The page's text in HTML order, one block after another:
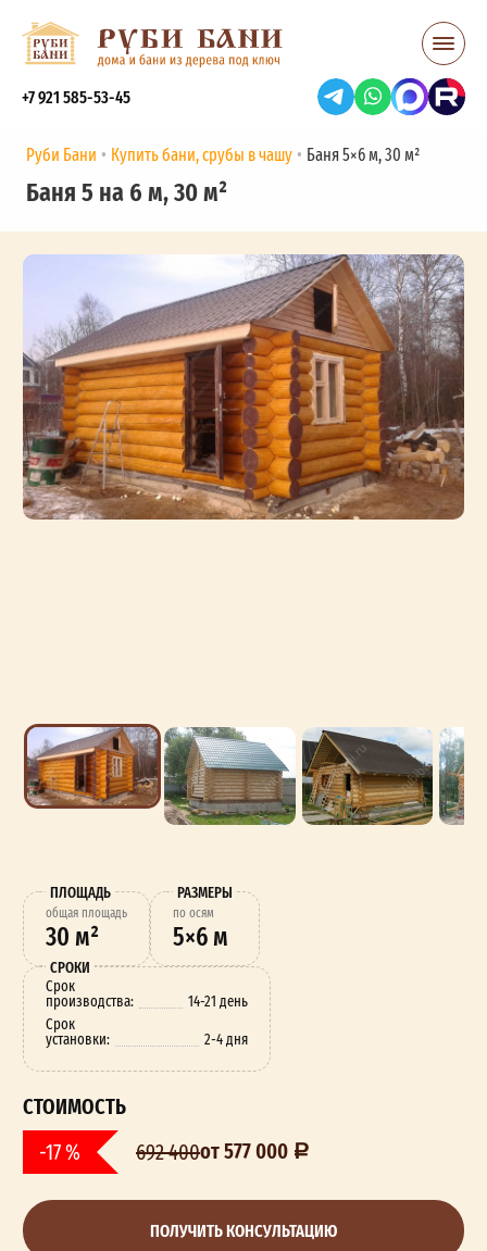
+7 921 585-53-45
Руби Бани Купить бани, срубы в чашу Баня 5×6 м, 30 м²
Баня 5 на 6 м, 30 м²
ПЛОЩАДЬ
oбщая площадь
30 м²
РАЗМЕРЫ
по осям
5×6 м
СРОКИ
Срок
производства:
14-21 день
Срок
установки: 2-4 дня
СТОИМОСТЬ
-17 % 692 400от 577 000
ПОЛУЧИТЬ КОНСУЛЬТАЦИЮ